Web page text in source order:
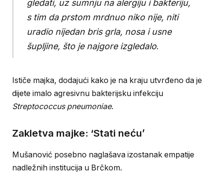
gledati, uz sumnju na alergiju i bakteriju,
s tim da prstom mrdnuo niko nije, niti
uradio nijedan bris grla, nosa i usne
šupljine, što je najgore izgledalo.
Ističe majka, dodajući kako je na kraju utvrđeno da je
dijete imalo agresivnu bakterijsku infekciju
Streptococcus pneumoniae.
Zakletva majke: ‘Stati neću’
Mušanović posebno naglašava izostanak empatije
nadležnih institucija u Brčkom.